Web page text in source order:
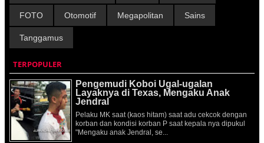
FOTO Otomotif Megapolitan Sains
Tanggamus
TERPOPULER
Pengemudi Koboi Ugal-ugalan
Layaknya di Texas, Mengaku Anak
Jendral
Pelaku MK saat (kaos hitam) saat adu cekcok dengan
korban dan kondisi korban P saat kepala nya dipukul
"Mengaku anak Jendral, se...